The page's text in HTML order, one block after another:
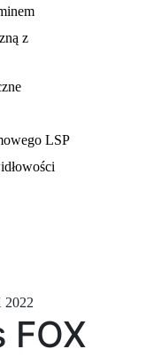
z
LSP
2022
FOX